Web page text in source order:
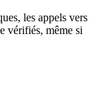
les appels vers
vérifiés, même si